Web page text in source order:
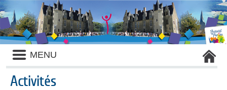
Liste
des
avertissements
MENU
Activités